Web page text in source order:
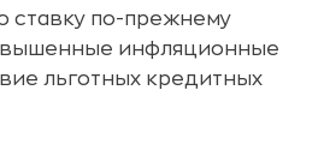
ставку по-прежнему
инфляционные
льготных кредитных